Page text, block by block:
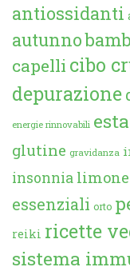
antiossidanti
autunno
capelli cibo
depurazione
energie rinnovabili
glutine gravidanza
insonnia limone
essenziali orto
reiki ricette
sistema